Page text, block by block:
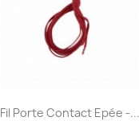
Aperçu rapide
Fil Porte Contact Epée -...